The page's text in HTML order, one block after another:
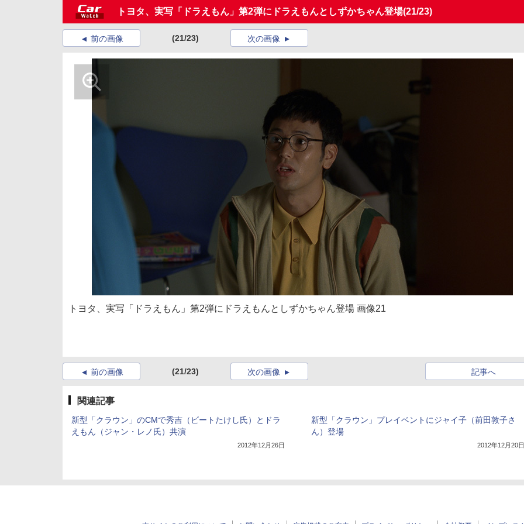
トヨタ、実写「ドラえもん」第2弾にドラえもんとしずかちゃん登場(21/23)
前の画像 (21/23) 次の画像
トヨタ、実写「ドラえもん」第2弾にドラえもんとしずかちゃん登場 画像21
前の画像 (21/23) 記事へ
次の画像
関連記事
新型「クラウン」のCMで秀吉（ビートたけし氏）とドラ
えもん（ジャン・レノ氏）共演
2012年12月26日
新型「クラウン」プレイベントにジャイ子（前田敦子さ
ん）登場
2012年12月20日